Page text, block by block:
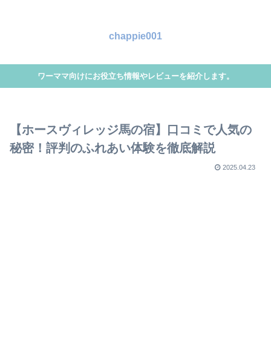
chappie001
ワーママ向けにお役立ち情報やレビューを紹介します。
【ホースヴィレッジ馬の宿】口コミで人気の
秘密！評判のふれあい体験を徹底解説
2025.04.23